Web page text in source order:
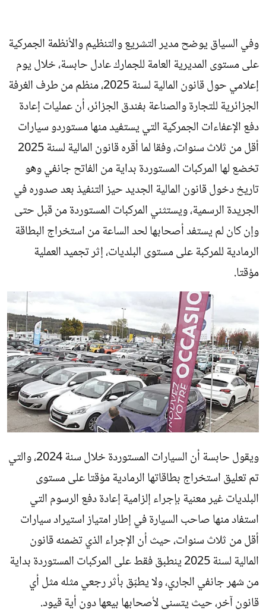
وفي السياق يوضح مدير التشريع والتنظيم والأنظمة الجمركية
على مستوى المديرية العامة للجمارك عادل حابسة، خلال يوم
إعلامي حول قانون المالية لسنة 2025، منظم من طرف الغرفة
الجزائرية للتجارة والصناعة بفندق الجزائر، أن عمليات إعادة
دفع الإعفاءات الجمركية التي يستفيد منها مستوردو سيارات
أقل من ثلاث سنوات، وفقا لما أقره قانون المالية لسنة 2025
تخضع لها المركبات المستوردة بداية من الفاتح جانفي وهو
تاريخ دخول قانون المالية الجديد حيز التنفيذ بعد صدوره في
الجريدة الرسمية، ويستثني المركبات المستوردة من قبل حتى
وإن كان لم يستفد أصحابها لحد الساعة من استخراج البطاقة
الرمادية للمركبة على مستوى البلديات، إثر تجميد العملية
مؤقتا.
ويقول حابسة أن السيارات المستوردة خلال سنة 2024، والتي
تم تعليق استخراج بطاقاتها الرمادية مؤقتا على مستوى
البلديات غير معنية بإجراء إلزامية إعادة دفع الرسوم التي
استفاد منها صاحب السيارة في إطار امتياز استيراد سيارات
أقل من ثلاث سنوات، حيث أن الإجراء الذي تضمنه قانون
المالية لسنة 2025 ينطبق فقط على المركبات المستوردة بداية
من شهر جانفي الجاري، ولا يطبّق بأثر رجعي مثله مثل أي
قانون آخر، حيث يتسنى لأصحابها بيعها دون أية قيود.